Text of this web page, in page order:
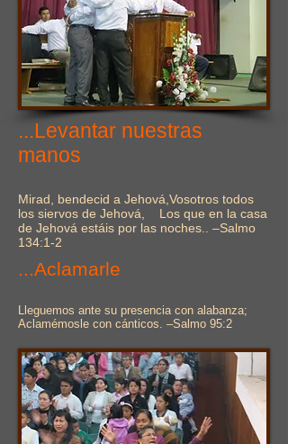
...Levantar nuestras
manos
Mirad, bendecid a Jehová,Vosotros todos
los siervos de Jehová, Los que en la casa
de Jehová estáis por las noches.. –Salmo
134:1-2
...Aclamarle
Lleguemos ante su presencia con alabanza;
Aclamémosle con cánticos. –Salmo 95:2